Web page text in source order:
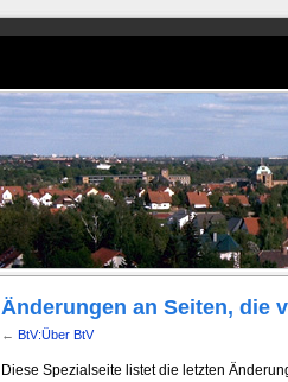
Änderungen an Seiten, die
← BtV:Über BtV
Diese Spezialseite listet die letzten